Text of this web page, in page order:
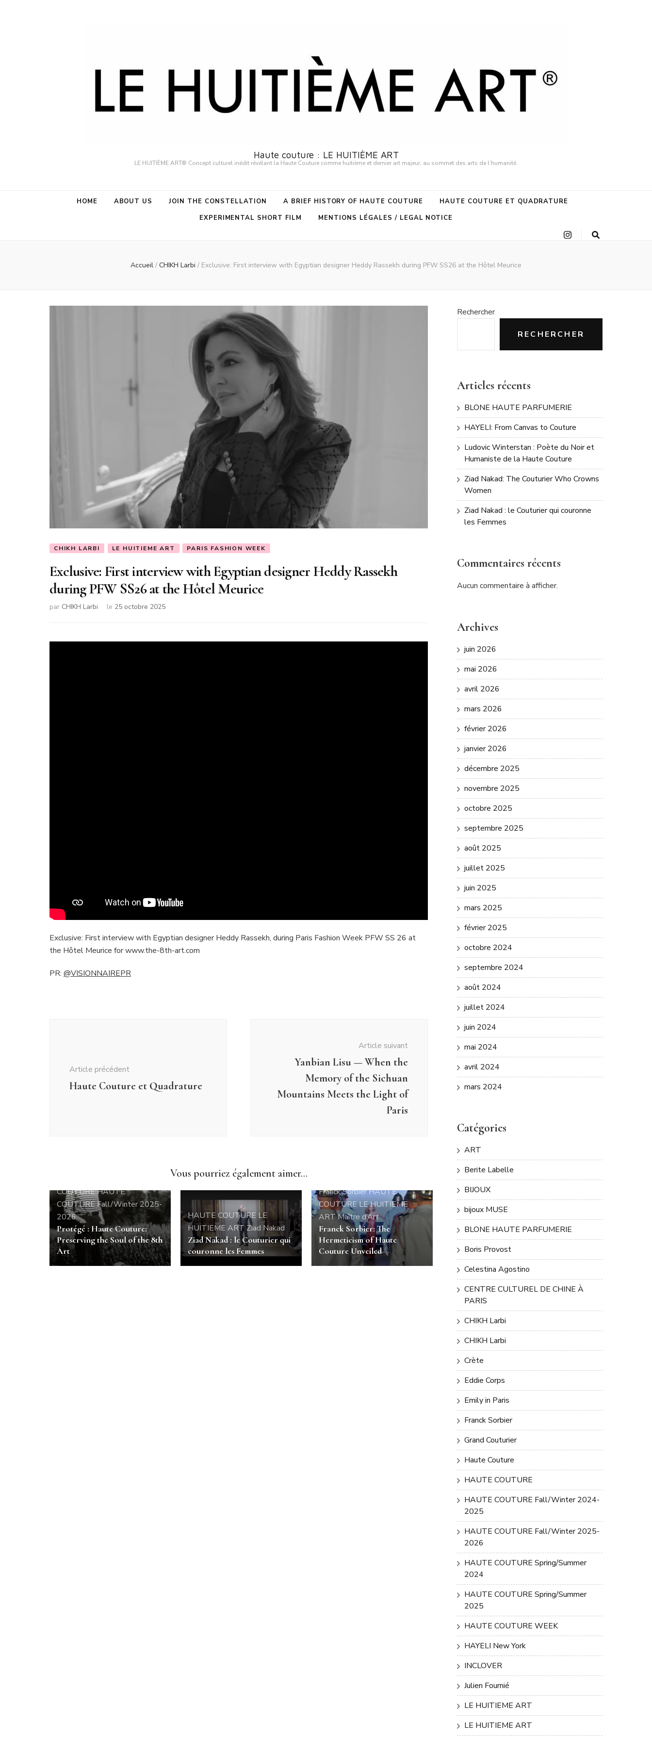
Haute couture : LE HUITIÈME ART
LE HUITIÈME ART® Concept culturel inédit révélant la Haute Couture comme huitième et dernier art majeur, au sommet des arts de l’humanité.
HOME ABOUT US JOIN THE CONSTELLATION A BRIEF HISTORY OF HAUTE COUTURE
HAUTE COUTURE ET QUADRATURE
EXPERIMENTAL SHORT FILM
MENTIONS LÉGALES / LEGAL NOTICE
Accueil / CHIKH Larbi / Exclusive: First interview with Egyptian designer Heddy Rassekh during PFW SS26 at the Hôtel Meurice
CHIKH LARBI LE HUITIEME ART PARIS FASHION WEEK
Exclusive: First interview with Egyptian designer Heddy Rassekh
during PFW SS26 at the Hôtel Meurice
par CHIKH Larbi le 25 octobre 2025
Exclusive: First interview with Egyptian designer Heddy Rassekh, during Paris Fashion Week PFW SS 26 at
the Hôtel Meurice for www.the-8th-art.com
PR: @VISIONNAIREPR
Article précédent
Haute Couture et Quadrature
Article suivant
Yanbian Lisu — When the
Memory of the Sichuan
Mountains Meets the Light of
Paris
Vous pourriez également aimer...
COUTUREHAUTE
COUTURE Fall/Winter 2025-
2026
Protégé : Haute Couture:
Preserving the Soul of the 8th
Art
HAUTE COUTURE LE
HUITIEME ART Ziad Nakad
Ziad Nakad : le Couturier qui
couronne les Femmes
Franck SorbierHAUTE
COUTURELE HUITIEME
ARTMaître d’Art
Franck Sorbier: The
Hermeticism of Haute
Couture Unveiled
Rechercher
RECHERCHER
Articles récents
BLONE HAUTE PARFUMERIE
HAYELI: From Canvas to Couture
Ludovic Winterstan : Poète du Noir et
Humaniste de la Haute Couture
Ziad Nakad: The Couturier Who Crowns
Women
Ziad Nakad : le Couturier qui couronne
les Femmes
Commentaires récents
Aucun commentaire à afficher.
Archives
juin 2026
mai 2026
avril 2026
mars 2026
février 2026
janvier 2026
décembre 2025
novembre 2025
octobre 2025
septembre 2025
août 2025
juillet 2025
juin 2025
mars 2025
février 2025
octobre 2024
septembre 2024
août 2024
juillet 2024
juin 2024
mai 2024
avril 2024
mars 2024
Catégories
ART
Berite Labelle
BIJOUX
bijoux MUSE
BLONE HAUTE PARFUMERIE
Boris Provost
Celestina Agostino
CENTRE CULTUREL DE CHINE À
PARIS
CHIKH Larbi
CHIKH Larbi
Crète
Eddie Corps
Emily in Paris
Franck Sorbier
Grand Couturier
Haute Couture
HAUTE COUTURE
HAUTE COUTURE Fall/Winter 2024-
2025
HAUTE COUTURE Fall/Winter 2025-
2026
HAUTE COUTURE Spring/Summer
2024
HAUTE COUTURE Spring/Summer
2025
HAUTE COUTURE WEEK
HAYELI New York
INCLOVER
Julien Fournié
LE HUITIEME ART
LE HUITIEME ART